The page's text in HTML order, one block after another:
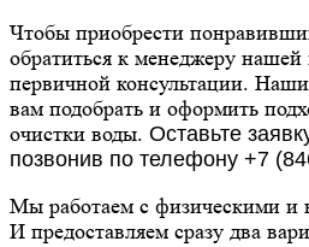
Чтобы приобрести
обратиться к менеджеру
первичной консультации.
вам подобрать и оформить
очистки воды. Оставьте
позвонив по телефону +7
Мы работаем с физическими и
И предоставляем сразу два